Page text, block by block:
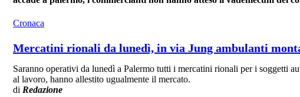
Cronaca
Mercatini rionali da lunedì, in via Jung ambulanti
Saranno operativi da lunedì a Palermo tutti i mercatini rionali per i soggetti
al lavoro, hanno allestito ugualmente il mercato.
di Redazione